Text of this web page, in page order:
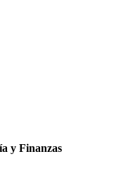
y Finanzas